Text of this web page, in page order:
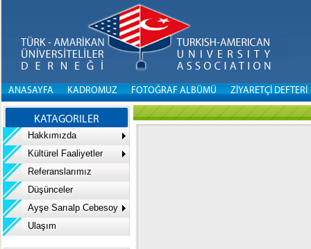
ANASAYFA KADROMUZ FOTOĞRAF ALBÜMÜ ZİYARETÇİ DEFTERİ
KATAGORILER
Hakkımızda
Kültürel Faaliyetler
Referanslarımız
Düşünceler
Ayşe Sarıalp Cebesoy
Ulaşım